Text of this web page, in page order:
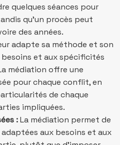
quelques séances pour
qu’un procès peut
des années.
adapte sa méthode et son
et aux spécificités
médiation offre une
pour chaque conflit, en
de chaque
impliquées.
:La médiation permet de
aux besoins et aux